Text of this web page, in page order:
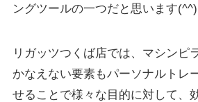
ングツールの一つだと思います(^^)
リガッツつくば店では、マシンピ
かなえない要素もパーソナルトレ
せることで様々な目的に対して、